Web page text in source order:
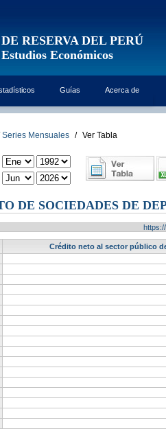
RESERVA DEL PERÚ
Económicos
Guías Acerca de
Series Mensuales / Ver Tabla
DE SOCIEDADES DE
Crédito neto al sector público